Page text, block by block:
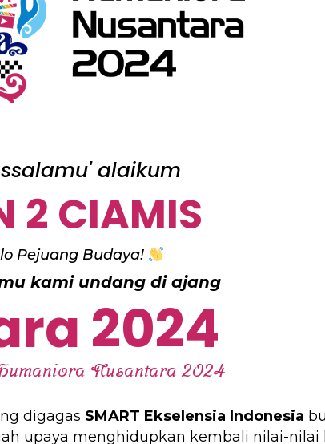
alaikum
2 CIAMIS
Pejuang Budaya!
kami undang di ajang
2024
Nusantara 2024
digagas SMART Ekselensia Indonesia
upaya menghidupkan kembali nilai-nilai